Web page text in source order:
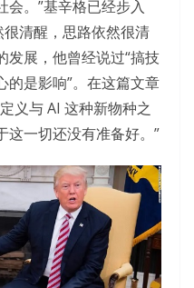
会。”基辛格已经步入
清醒，思路依然很清
发展，他曾经说过“搞技
的是影响”。在这篇文章
义与 AI 这种新物种之
这一切还没有准备好。”